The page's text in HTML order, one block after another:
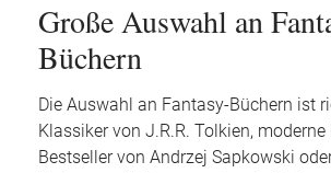
Große Auswahl an
Büchern
Die Auswahl an Fantasy-Büchern ist
Klassiker von J.R.R. Tolkien,
Bestseller von Andrzej Sapkowski